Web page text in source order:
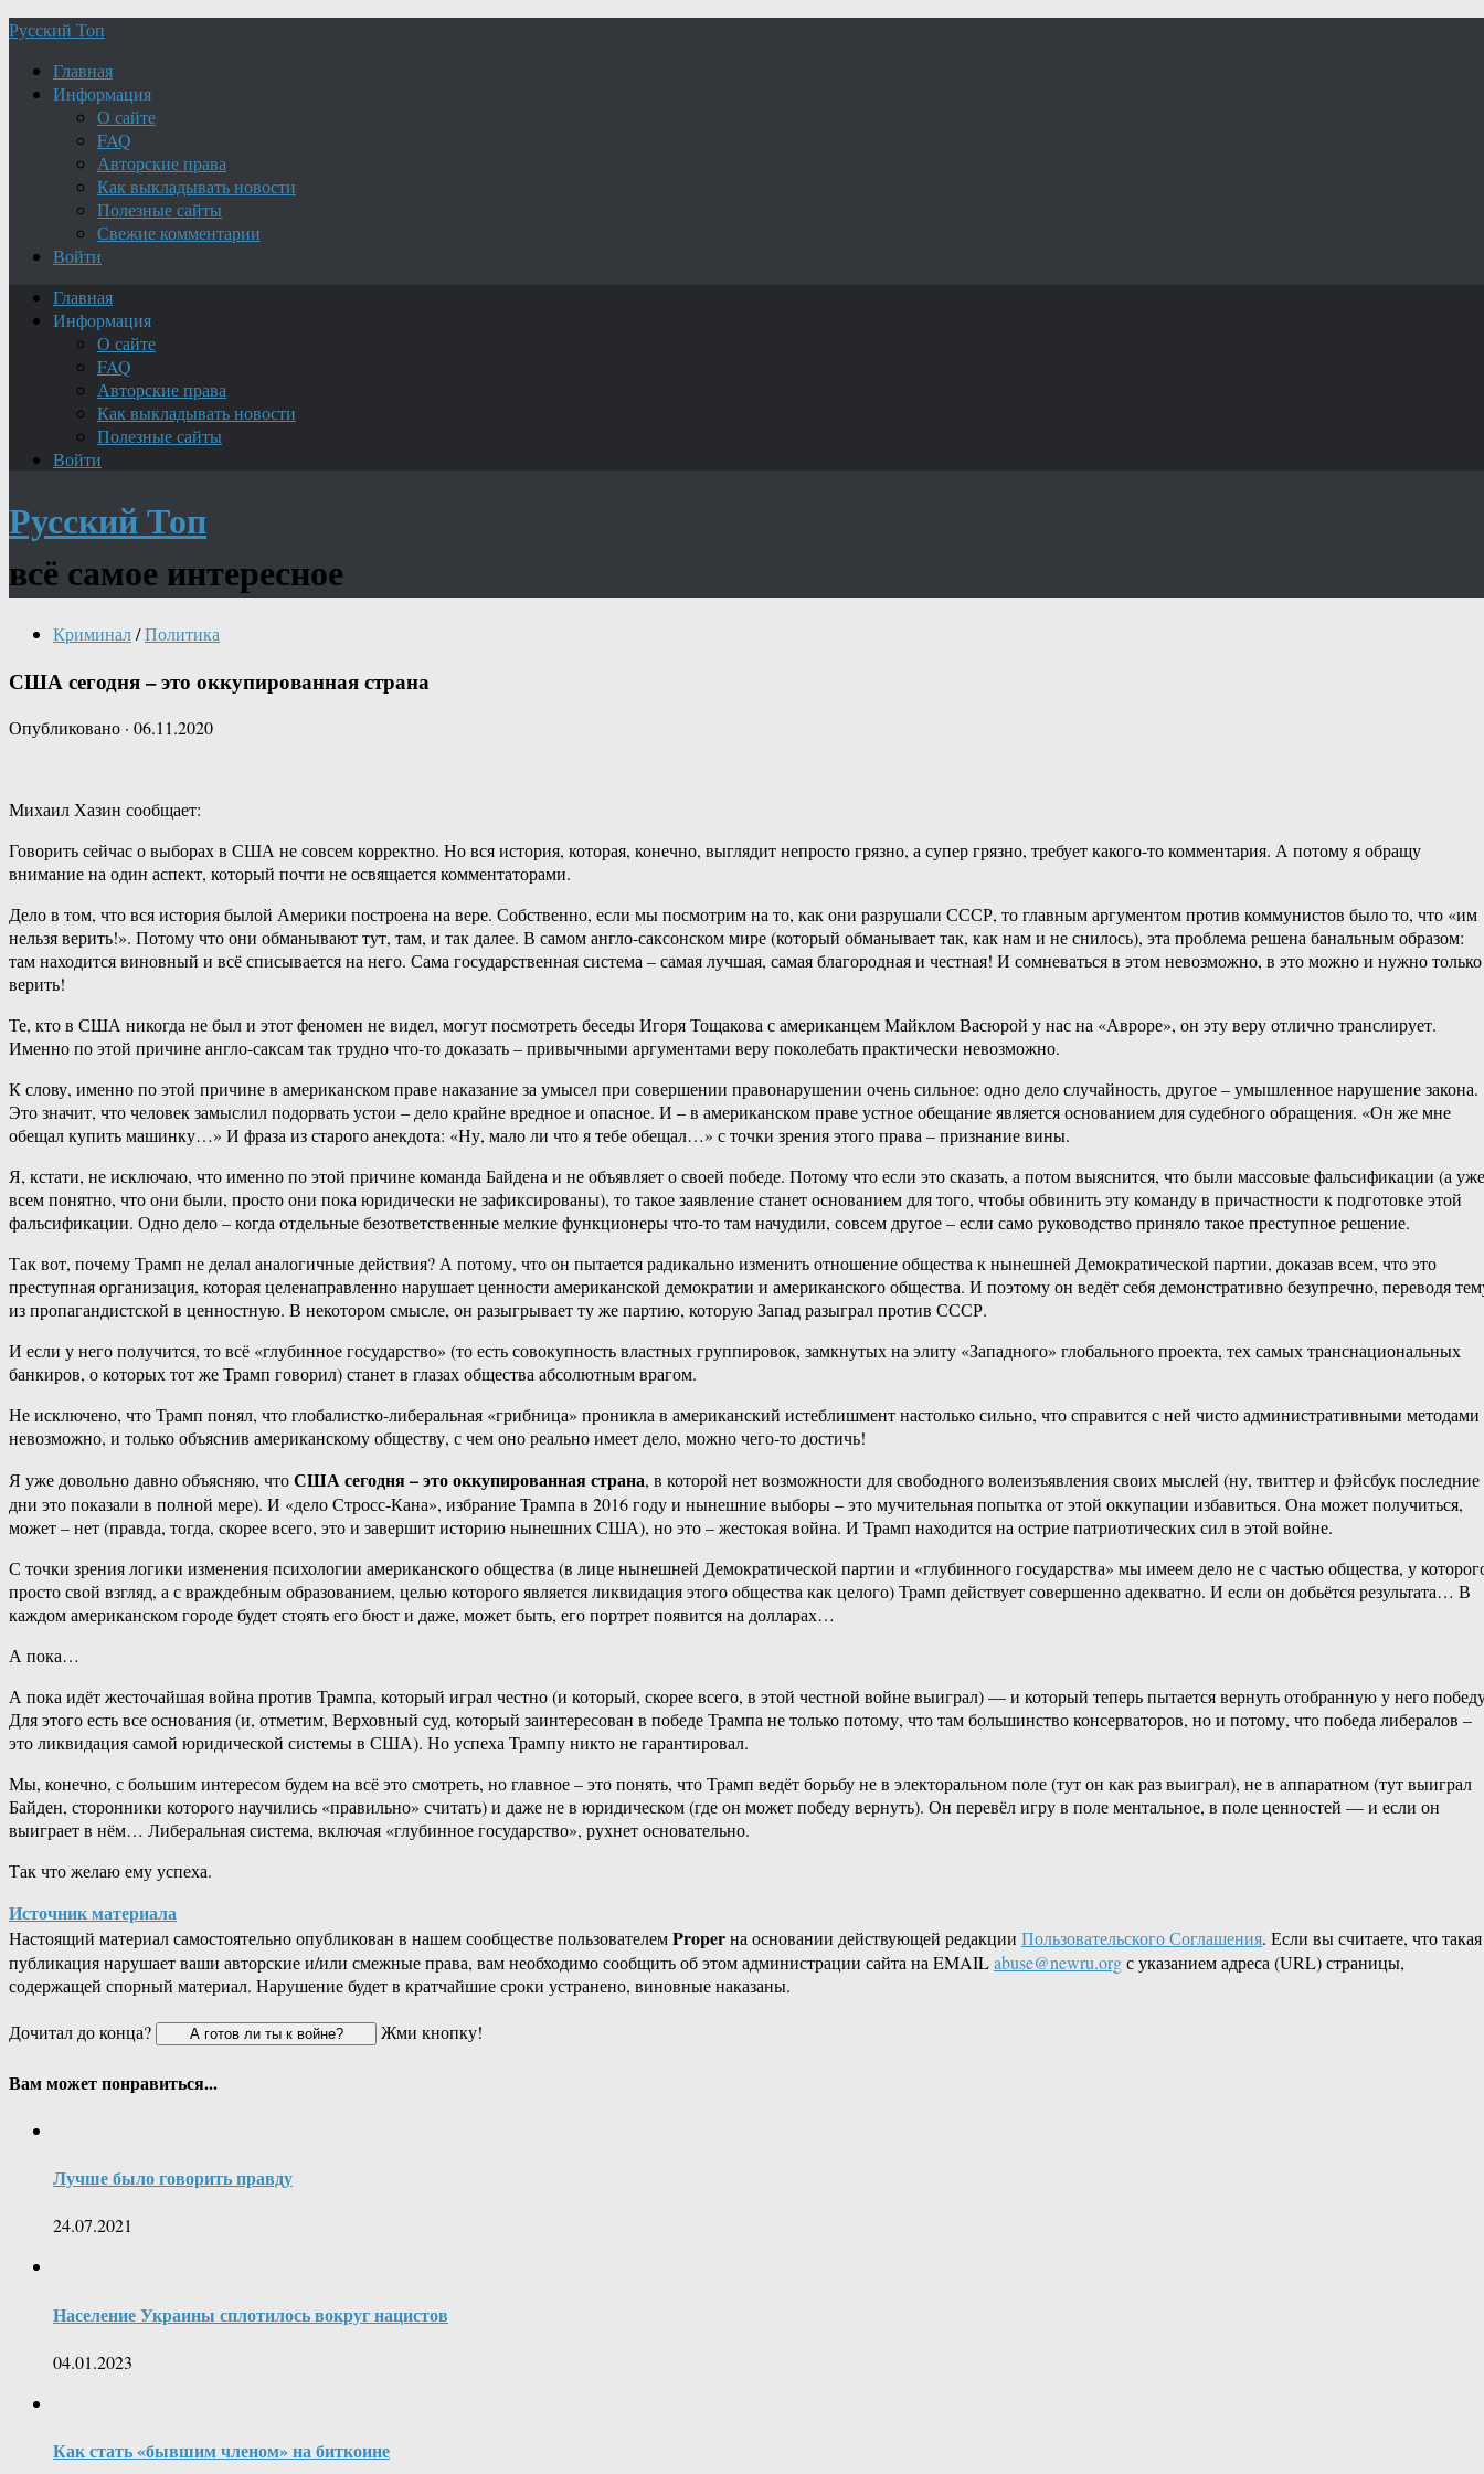
Русский Топ
Главная
Информация
О сайте
FAQ
Авторские права
Как выкладывать новости
Полезные сайты
Свежие комментарии
Войти
Главная
Информация
О сайте
FAQ
Авторские права
Как выкладывать новости
Полезные сайты
Войти
Русский Топ
всё самое интересное
Криминал/Политика
США сегодня – это оккупированная страна
Опубликовано · 06.11.2020
Михаил Хазин сообщает:
Говорить сейчас о выборах в США не совсем корректно. Но вся история, которая, конечно, выглядит непросто грязно, а супер грязно, требует какого-то комментария. А потому я обращу
внимание на один аспект, который почти не освящается комментаторами.
Дело в том, что вся история былой Америки построена на вере. Собственно, если мы посмотрим на то, как они разрушали СССР, то главным аргументом против коммунистов было то, что «им
нельзя верить!». Потому что они обманывают тут, там, и так далее. В самом англо-саксонском мире (который обманывает так, как нам и не снилось), эта проблема решена банальным образом:
там находится виновный и всё списывается на него. Сама государственная система – самая лучшая, самая благородная и честная! И сомневаться в этом невозможно, в это можно и нужно только
верить!
Те, кто в США никогда не был и этот феномен не видел, могут посмотреть беседы Игоря Тощакова с американцем Майклом Васюрой у нас на «Авроре», он эту веру отлично транслирует.
Именно по этой причине англо-саксам так трудно что-то доказать – привычными аргументами веру поколебать практически невозможно.
К слову, именно по этой причине в американском праве наказание за умысел при совершении правонарушении очень сильное: одно дело случайность, другое – умышленное нарушение закона.
Это значит, что человек замыслил подорвать устои – дело крайне вредное и опасное. И – в американском праве устное обещание является основанием для судебного обращения. «Он же мне
обещал купить машинку…» И фраза из старого анекдота: «Ну, мало ли что я тебе обещал…» с точки зрения этого права – признание вины.
Я, кстати, не исключаю, что именно по этой причине команда Байдена и не объявляет о своей победе. Потому что если это сказать, а потом выяснится, что были массовые фальсификации (а уже
всем понятно, что они были, просто они пока юридически не зафиксированы), то такое заявление станет основанием для того, чтобы обвинить эту команду в причастности к подготовке этой
фальсификации. Одно дело – когда отдельные безответственные мелкие функционеры что-то там начудили, совсем другое – если само руководство приняло такое преступное решение.
Так вот, почему Трамп не делал аналогичные действия? А потому, что он пытается радикально изменить отношение общества к нынешней Демократической партии, доказав всем, что это
преступная организация, которая целенаправленно нарушает ценности американской демократии и американского общества. И поэтому он ведёт себя демонстративно безупречно, переводя
из пропагандистской в ценностную. В некотором смысле, он разыгрывает ту же партию, которую Запад разыграл против СССР.
И если у него получится, то всё «глубинное государство» (то есть совокупность властных группировок, замкнутых на элиту «Западного» глобального проекта, тех самых транснациональных
банкиров, о которых тот же Трамп говорил) станет в глазах общества абсолютным врагом.
Не исключено, что Трамп понял, что глобалистко-либеральная «грибница» проникла в американский истеблишмент настолько сильно, что справится с ней чисто административными методами
невозможно, и только объяснив американскому обществу, с чем оно реально имеет дело, можно чего-то достичь!
Я уже довольно давно объясняю, чтоСША сегодня – это оккупированная страна, в которой нет возможности для свободного волеизъявления своих мыслей (ну, твиттер и фэйсбук последние
дни это показали в полной мере). И «дело Стросс-Кана», избрание Трампа в 2016 году и нынешние выборы – это мучительная попытка от этой оккупации избавиться. Она может получиться,
может – нет (правда, тогда, скорее всего, это и завершит историю нынешних США), но это – жестокая война. И Трамп находится на острие патриотических сил в этой войне.
С точки зрения логики изменения психологии американского общества (в лице нынешней Демократической партии и «глубинного государства» мы имеем дело не с частью общества, у
просто свой взгляд, а с враждебным образованием, целью которого является ликвидация этого общества как целого) Трамп действует совершенно адекватно. И если он добьётся результата… В
каждом американском городе будет стоять его бюст и даже, может быть, его портрет появится на долларах…
А пока…
А пока идёт жесточайшая война против Трампа, который играл честно (и который, скорее всего, в этой честной войне выиграл) — и который теперь пытается вернуть отобранную у него
Для этого есть все основания (и, отметим, Верховный суд, который заинтересован в победе Трампа не только потому, что там большинство консерваторов, но и потому, что победа либералов –
это ликвидация самой юридической системы в США). Но успеха Трампу никто не гарантировал.
Мы, конечно, с большим интересом будем на всё это смотреть, но главное – это понять, что Трамп ведёт борьбу не в электоральном поле (тут он как раз выиграл), не в аппаратном (тут выиграл
Байден, сторонники которого научились «правильно» считать) и даже не в юридическом (где он может победу вернуть). Он перевёл игру в поле ментальное, в поле ценностей — и если он
выиграет в нём… Либеральная система, включая «глубинное государство», рухнет основательно.
Так что желаю ему успеха.
Источник материала
Настоящий материал самостоятельно опубликован в нашем сообществе пользователемProperна основании действующей редакции Пользовательского Соглашения. Если вы считаете, что такая
публикация нарушает ваши авторские и/или смежные права, вам необходимо сообщить об этом администрации сайта на EMAILabuse@newru.orgс указанием адреса (URL) страницы,
содержащей спорный материал. Нарушение будет в кратчайшие сроки устранено, виновные наказаны.
Дочитал до конца?
Жми кнопку!
Вам может понравиться...
Лучше было говорить правду
24.07.2021
Население Украины сплотилось вокруг нацистов
04.01.2023
Как стать «бывшим членом» на биткоине